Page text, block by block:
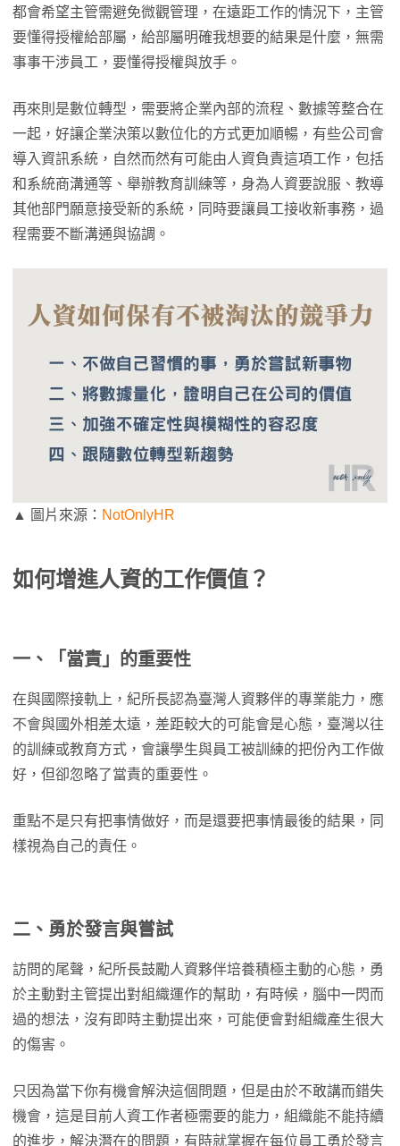
都會希望主管需避免微觀管理，在遠距工作的情況下，主管
要懂得授權給部屬，給部屬明確我想要的結果是什麼，無需
事事干涉員工，要懂得授權與放手。
再來則是數位轉型，需要將企業內部的流程、數據等整合在
一起，好讓企業決策以數位化的方式更加順暢，有些公司會
導入資訊系統，自然而然有可能由人資負責這項工作，包括
和系統商溝通等、舉辦教育訓練等，身為人資要說服、教導
其他部門願意接受新的系統，同時要讓員工接收新事務，過
程需要不斷溝通與協調。
▲ 圖片來源： NotOnlyHR
如何增進人資的工作價值？
一、「當責」的重要性
在與國際接軌上，紀所長認為臺灣人資夥伴的專業能力，應
不會與國外相差太遠，差距較大的可能會是心態，臺灣以往
的訓練或教育方式，會讓學生與員工被訓練的把份內工作做
好，但卻忽略了當責的重要性。
重點不是只有把事情做好，而是還要把事情最後的結果，同
樣視為自己的責任。
二、勇於發言與嘗試
訪問的尾聲，紀所長鼓勵人資夥伴培養積極主動的心態，勇
於主動對主管提出對組織運作的幫助，有時候，腦中一閃而
過的想法，沒有即時主動提出來，可能便會對組織產生很大
的傷害。
只因為當下你有機會解決這個問題，但是由於不敢講而錯失
機會，這是目前人資工作者極需要的能力，組織能不能持續
的進步，解決潛在的問題，有時就掌握在每位員工勇於發言